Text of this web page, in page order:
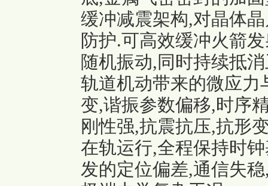
缓冲减震架构,对晶体
防护.可高效缓冲火箭
随机振动,同时持续抵
轨道机动带来的微应
变,谐振参数偏移,时序
刚性强,抗震抗压,抗形
在轨运行,全程保持时
发的定位偏差,通信失